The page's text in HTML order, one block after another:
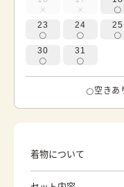
23 24 25
30 31
空きあ
着物について